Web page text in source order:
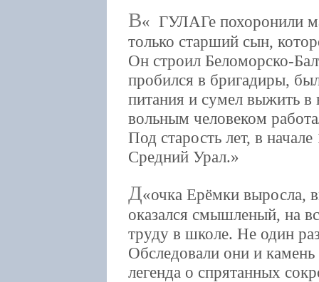
В
ГУЛАГе похоронили
только старший сын,
Он строил Беломорско-
пробился в бригадиры,
питания и сумел выжить
вольным человеком
Под старость лет, в
Средний Урал.
Д очка Ерёмки выросла,
оказался смышленый, на
труду в школе. Не один
Обследовали они и
легенда о спрятанных